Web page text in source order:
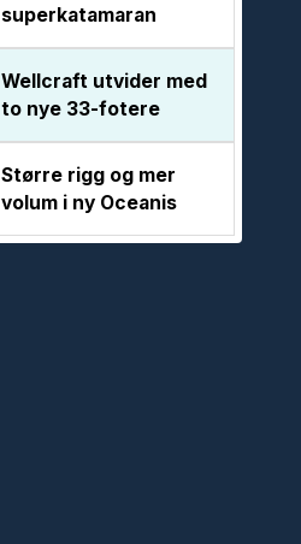
superkatamaran
Wellcraft utvider med
to nye 33-fotere
Større rigg og mer
volum i ny Oceanis